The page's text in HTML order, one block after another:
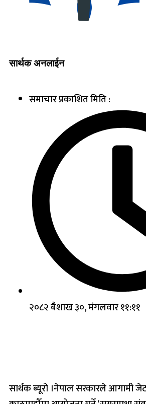
सार्थक अनलाईन
समाचार प्रकाशित मिति :
२०८२ बैशाख ३०, मंगलवार ११:११
सार्थक ब्यूरो ।नेपाल सरकारले आगामी